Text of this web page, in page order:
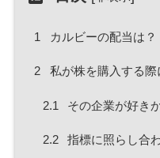
1 カルビーの配当は？
2 私が株を購入する
2.1 その企業が好き
2.2 指標に照らし合